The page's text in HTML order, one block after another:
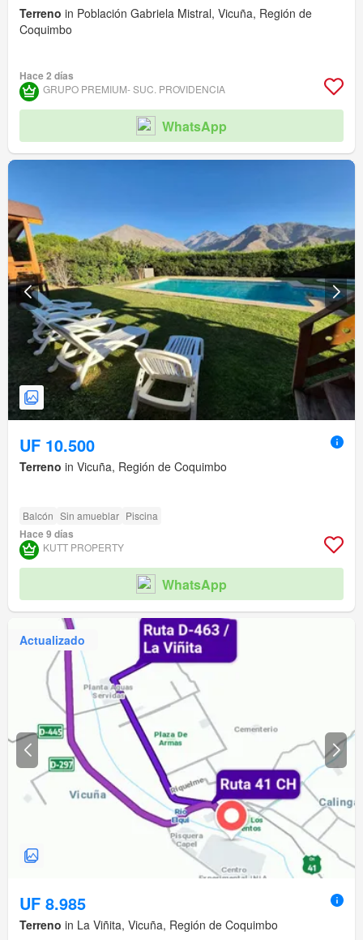
Terreno in Población Gabriela Mistral, Vicuña, Región de
Coquimbo
Hace 2 días
GRUPO PREMIUM- SUC. PROVIDENCIA
WhatsApp
UF 10.500
Terreno in Vicuña, Región de Coquimbo
Balcón Sin amueblar Piscina
Hace 9 días
KUTT PROPERTY
WhatsApp
Actualizado
UF 8.985
Terreno in La Viñita, Vicuña, Región de Coquimbo